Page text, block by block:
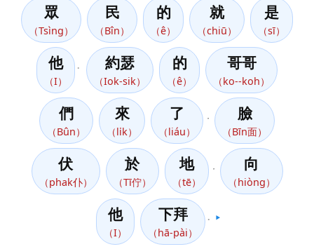
眾
（Tsìng）
民
（Bîn）
的
（ê）
就
（chiū）
是
（sī）
他
（I）
約瑟
（Iok-sik）
的
（ê）
哥哥
（ko--koh）
們
（Bûn）
來
（li̍k）
了
（liáu）
臉
（Bīn面）
伏
（phak仆）
於
（Tī佇）
地
（tē）
向
（hiòng）
他
（I）
下拜
（hā-pài）
▶️